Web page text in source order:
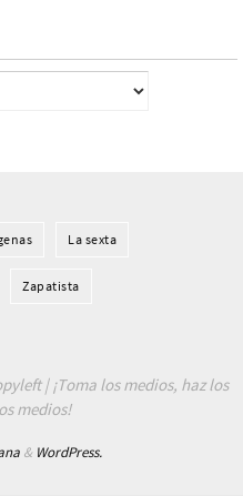
La sexta
Zapatista
| ¡Toma los medios, haz los
medios!
& WordPress.